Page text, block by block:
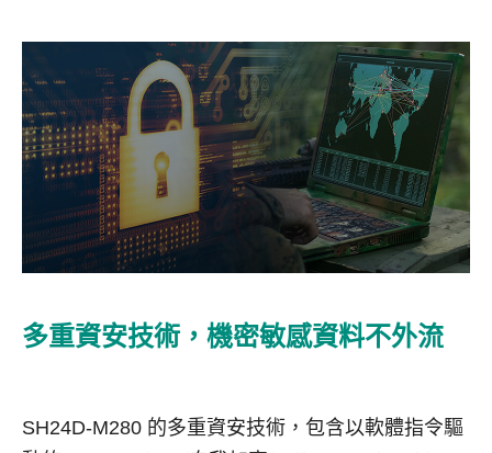
多重資安技術，機密敏感資料不外流
SH24D-M280 的多重資安技術，包含以軟體指令驅